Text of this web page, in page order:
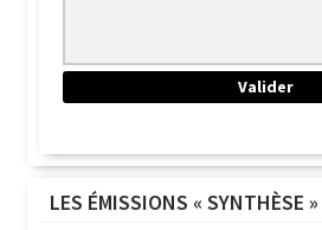
LES ÉMISSIONS « SYNTHÈSE